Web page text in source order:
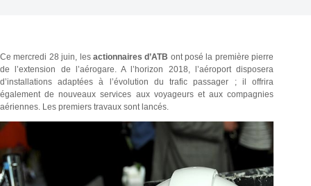
Ce mercredi 28 juin, les actionnaires d’ATB ont posé la première pierre
de l’extension de l’aérogare. A l’horizon 2018, l’aéroport disposera
d’installations adaptées à l’évolution du trafic passager ; il offrira
également de nouveaux services aux voyageurs et aux compagnies
aériennes. Les premiers travaux sont lancés.